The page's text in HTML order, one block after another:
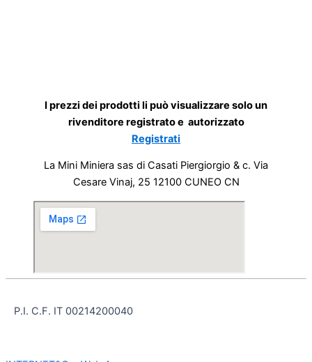
I prezzi dei prodotti li può visualizzare solo un
rivenditore registrato e autorizzato
Registrati
La Mini Miniera sas di Casati Piergiorgio & c. Via
Cesare Vinaj, 25 12100 CUNEO CN
P.I. C.F. IT 00214200040